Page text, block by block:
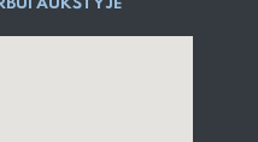
AUKŠTYJE